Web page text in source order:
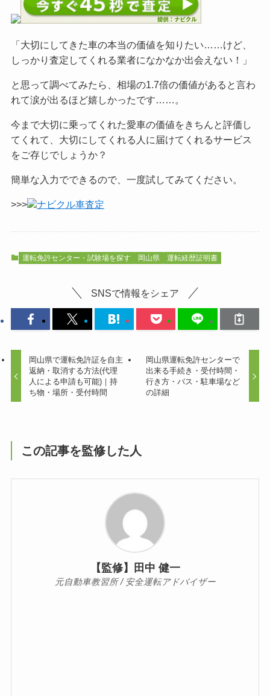
「大切にしてきた車の本当の価値を知りたい……けど、
しっかり査定してくれる業者になかなか出会えない！」
と思って調べてみたら、相場の1.7倍の価値があると言わ
れて涙が出るほど嬉しかったです……。
今まで大切に乗ってくれた愛車の価値をきちんと評価し
てくれて、大切にしてくれる人に届けてくれるサービス
をご存じでしょうか？
簡単な入力でできるので、一度試してみてください。
>>> ナビクル車査定
運転免許センター・試験場を探す 岡山県 運転経歴証明書
SNSで情報をシェア
岡山県で運転免許証を自主
返納・取消する方法(代理
人による申請も可能)｜持
ち物・場所・受付時間
岡山県運転免許センターで
出来る手続き・受付時間・
行き方・バス・駐車場など
の詳細
この記事を監修した人
【監修】田中 健一
元自動車教習所 / 安全運転アドバイザー